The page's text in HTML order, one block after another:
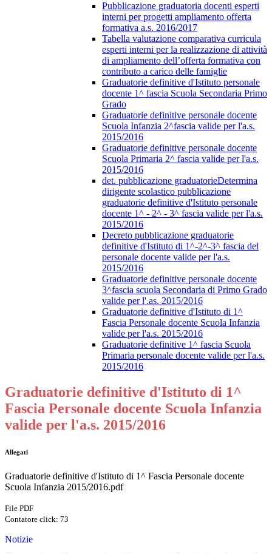
Pubblicazione graduatoria docenti esperti
interni per progetti ampliamento offerta
formativa a.s. 2016/2017
Tabella valutazione comparativa curricula
esperti interni per la realizzazione di attività
di ampliamento dell’offerta formativa con
contributo a carico delle famiglie
Graduatorie definitive d'Istituto personale
docente 1^ fascia Scuola Secondaria Primo
Grado
Graduatorie definitive personale docente
Scuola Infanzia 2^fascia valide per l'a.s.
2015/2016
Graduatorie definitive personale docente
Scuola Primaria 2^ fascia valide per l'a.s.
2015/2016
det. pubblicazione graduatorieDetermina
dirigente scolastico pubblicazione
graduatorie definitive d'Istituto personale
docente 1^ - 2^ - 3^ fascia valide per l'a.s.
2015/2016
Decreto pubblicazione graduatorie
definitive d'Istituto di 1^-2^-3^ fascia del
personale docente valide per l'a.s.
2015/2016
Graduatorie definitive personale docente
3^fascia scuola Secondaria di Primo Grado
valide per l'.as. 2015/2016
Graduatorie definitive d'Istituto di 1^
Fascia Personale docente Scuola Infanzia
valide per l'a.s. 2015/2016
Graduatorie definitive 1^ fascia Scuola
Primaria personale docente valide per l'a.s.
2015/2016
Graduatorie definitive d'Istituto di 1^
Fascia Personale docente Scuola Infanzia
valide per l'a.s. 2015/2016
Allegati
Graduatorie definitive d'Istituto di 1^ Fascia Personale docente
Scuola Infanzia 2015/2016.pdf
File PDF
Contatore click: 73
Notizie